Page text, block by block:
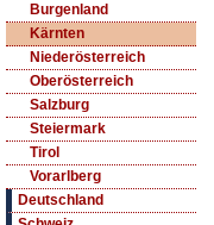
Burgenland
Kärnten
Niederösterreich
Oberösterreich
Salzburg
Steiermark
Tirol
Vorarlberg
Deutschland